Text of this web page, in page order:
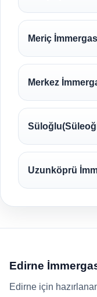
Meriç
Merkez
Uzunköprü
Edirne
Edirne için